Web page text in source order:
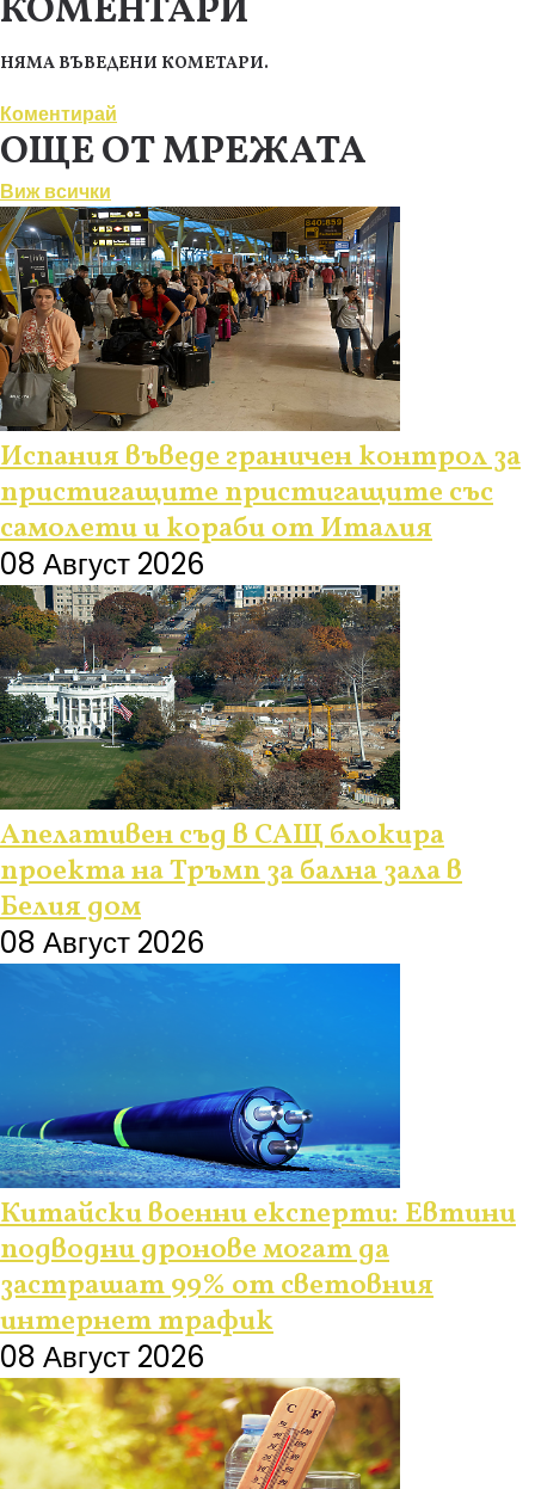
КОМЕНТАРИ
НЯМА ВЪВЕДЕНИ КОМЕТАРИ.
Коментирай
ОЩЕ ОТ МРЕЖАТА
Виж всички
Испания въведе граничен контрол за
пристигащите пристигащите със
самолети и кораби от Италия
08 Август 2026
Апелативен съд в САЩ блокира
проекта на Тръмп за бална зала в
Белия дом
08 Август 2026
Китайски военни експерти: Евтини
подводни дронове могат да
застрашат 99% от световния
интернет трафик
08 Август 2026